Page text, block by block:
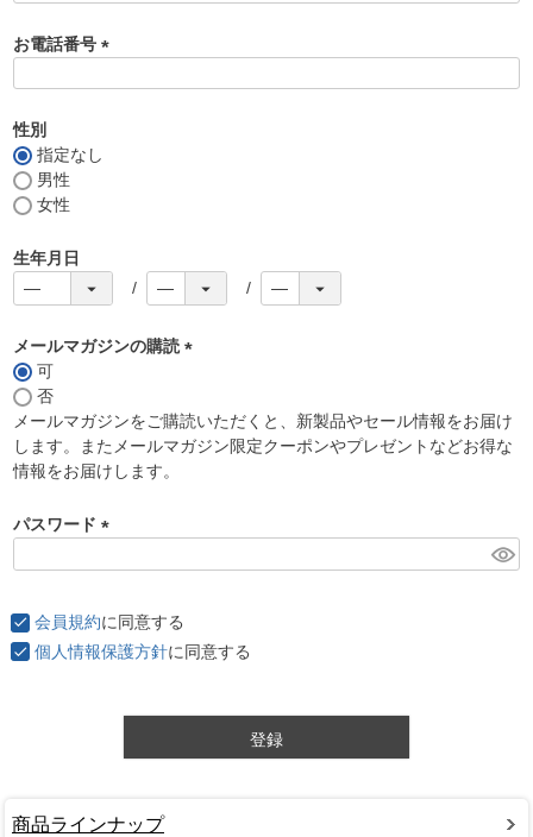
お電話番号
性別
指定なし
男性
女性
生年月日
メールマガジンの購読
須
)
可
否
メールマガジンをご購読いただくと、新製品やセール情報をお届け
します。またメールマガジン限定クーポンやプレゼントなどお得な
情報をお届けします。
パスワード
)
会員規約に同意する
個人情報保護方針に同意する
登録
商品ラインナップ